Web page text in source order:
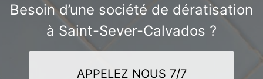
Besoin d’une société de dératisation
à Saint-Sever-Calvados ?
APPELEZ NOUS 7/7